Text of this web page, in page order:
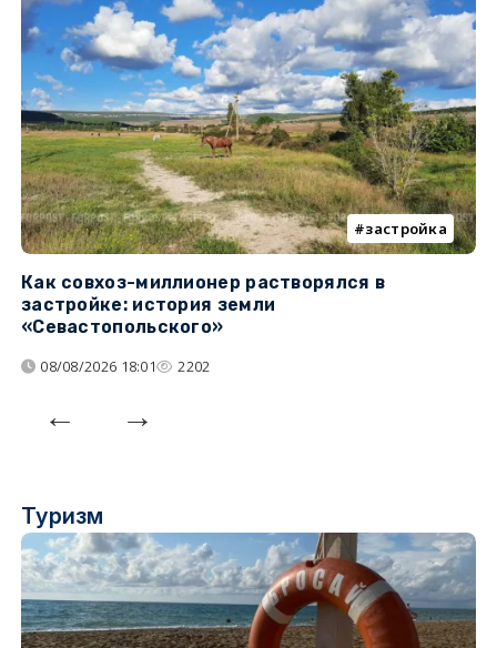
застройка
Как совхоз-миллионер растворялся в
застройке: история земли
«Севастопольского»
08/08/2026 18:01 2202
Туризм